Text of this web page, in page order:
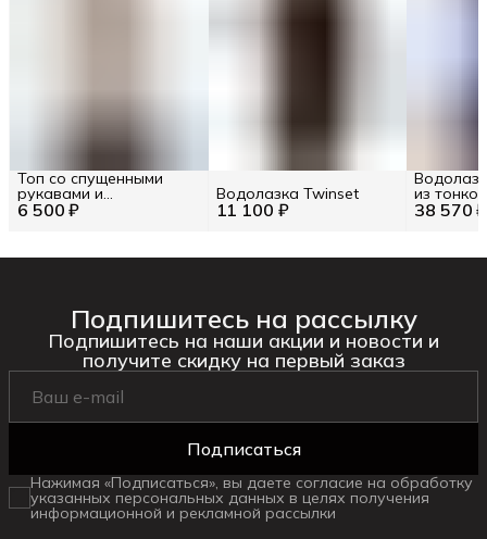
6 500 ₽
Топ со спущенными
рукавами и
монограммой Pinko RU 11 100 ₽
Водолазка Twinset
38 570 ₽
из
Ermanno
Подпишитесь на рассылку
Подпишитесь на наши акции и новости и
получите скидку на первый заказ
Подписаться
Нажимая «Подписаться», вы даете согласие на обработку
указанных персональных данных в целях получения
информационной и рекламной рассылки